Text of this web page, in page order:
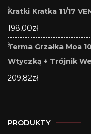
Kratki Kratka 11/17
198,00zł
Terma Grzałka Moa
Wtyczką + Trójnik
209,82zł
PRODUKTY